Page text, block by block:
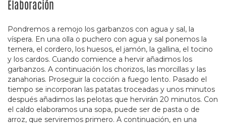
Elaboración
Pondremos a remojo los garbanzos con agua y sal, la
víspera. En una olla o puchero con agua y sal ponemos la
ternera, el cordero, los huesos, el jamón, la gallina, el tocino
y los cardos. Cuando comience a hervir añadimos los
garbanzos. A continuación los chorizos, las morcillas y las
zanahorias. Proseguir la cocción a fuego lento. Pasado el
tiempo se incorporan las patatas troceadas y unos minutos
después añadimos las pelotas que hervirán 20 minutos. Con
el caldo elaboramos una sopa, puede ser de pasta o de
arroz, que serviremos primero. A continuación, en una